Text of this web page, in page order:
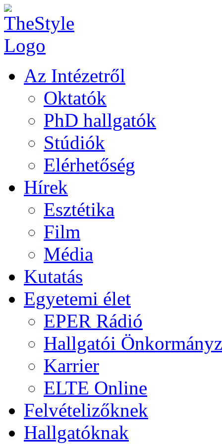
Az Intézetről
Oktatók
PhD hallgatók
Stúdiók
Elérhetőség
Hírek
Esztétika
Film
Média
Kutatás
Egyetemi élet
EPER Rádió
Hallgatói
Karrier
ELTE Online
Felvételizőknek
Hallgatóknak